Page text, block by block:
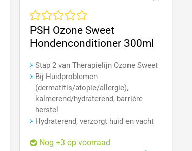
Gemiddelde waardering van 0 van 5 sterren
PSH Ozone Sweet
Hondenconditioner 300ml
Stap 2 van Therapielijn Ozone Sweet
Bij Huidproblemen
(dermatitis/atopie/allergie),
kalmerend/hydraterend, barrière
herstel
Hydraterend, verzorgt huid en vacht
Nog +3 op voorraad